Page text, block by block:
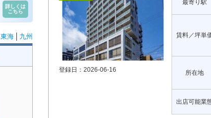
詳しくは
こちら
東海 九州
登録日：2026-06-16
最寄り駅
賃料／坪単
所在地
出店可能業